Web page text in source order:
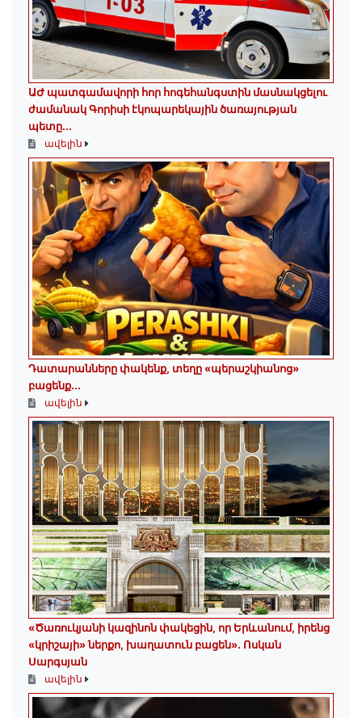
ԱԺ պատգամավորի հոր հոգեհանգստին մասնակցելու
ժամանակ Գորիսի էկոպարեկային ծառայության
պետը...
ավելին
Դատարանները փակենք, տեղը «պերաշկիանոց»
բացենք․․․
ավելին
«Ծառուկյանի կազինոն փակեցին, որ Երևանում, իրենց
«կրիշայի» ներքո, խաղատուն բացեն»․ Ոսկան
Սարգսյան
ավելին